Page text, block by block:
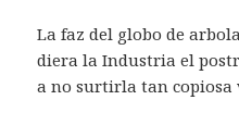
La faz del globo de
diera la Industria el
a no surtirla tan copiosa